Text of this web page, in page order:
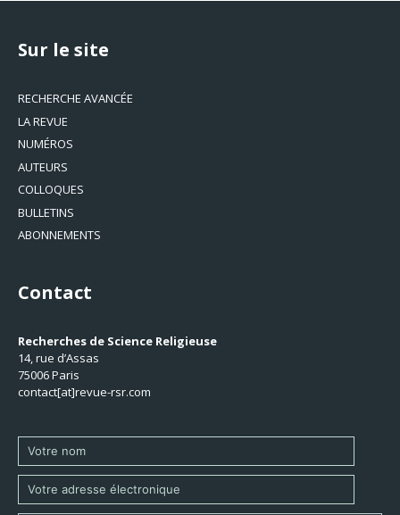
Sur le site
RECHERCHE AVANCÉE
LA REVUE
NUMÉROS
AUTEURS
COLLOQUES
BULLETINS
ABONNEMENTS
Contact
Recherches de Science Religieuse
14, rue d’Assas
75006 Paris
contact[at]revue-rsr.com